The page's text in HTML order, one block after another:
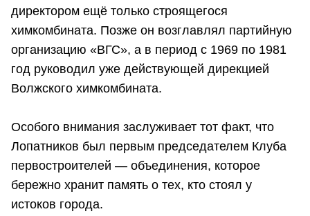
директором ещё только строящегося
химкомбината. Позже он возглавлял партийную
организацию «ВГС», а в период с 1969 по 1981
год руководил уже действующей дирекцией
Волжского химкомбината.
Особого внимания заслуживает тот факт, что
Лопатников был первым председателем Клуба
первостроителей — объединения, которое
бережно хранит память о тех, кто стоял у
истоков города.